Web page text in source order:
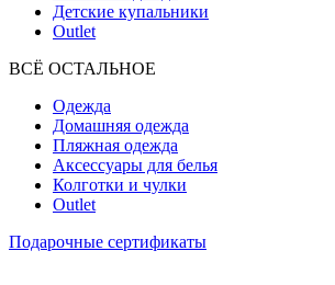
Детские купальники
Outlet
ВCЁ ОСТАЛЬНОЕ
Одежда
Домашняя одежда
Пляжная одежда
Аксессуары для белья
Колготки и чулки
Outlet
Подарочные сертификаты